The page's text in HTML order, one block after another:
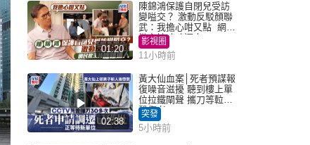
01:20
陳錦鴻保護自閉兒受訪
變嗌交？ 激動反駁顏聯
武：我擔心咁又點 網民
批主持咄咄逼人
影視圈
11小時前
02:38
黃大仙血案│死者預謀報
復噪音滋擾 聽到樓上單
位拉鐵閘聲 攜刀等𨋢伏
擊傷者
突發
5小時前